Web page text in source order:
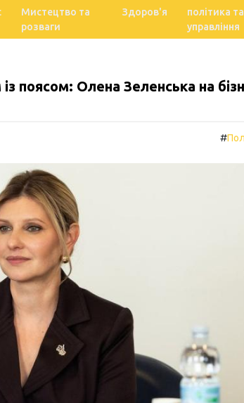
Мистецтво та
розваги
Здоров'я
політика
управління
поясом: Олена Зеленська на
#